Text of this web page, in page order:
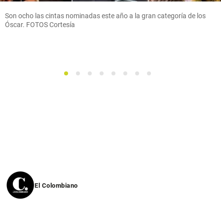
Son ocho las cintas nominadas este año a la gran categoría de los
Óscar. FOTOS Cortesía
1 2 3 4 5 6 7 8
El Colombiano